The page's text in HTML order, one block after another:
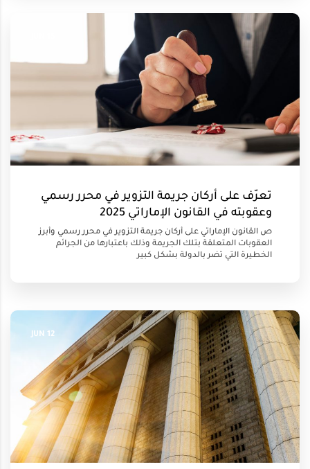
تعرّف على أركان جريمة التزوير في محرر رسمي
وعقوبته في القانون الإماراتي 2025
ص القانون الإماراتي على أركان جريمة التزوير في محرر رسمي وأبرز
العقوبات المتعلقة بتلك الجريمة وذلك باعتبارها من الجرائم
الخطيرة التي تضر بالدولة بشكل كبير
12 JUN